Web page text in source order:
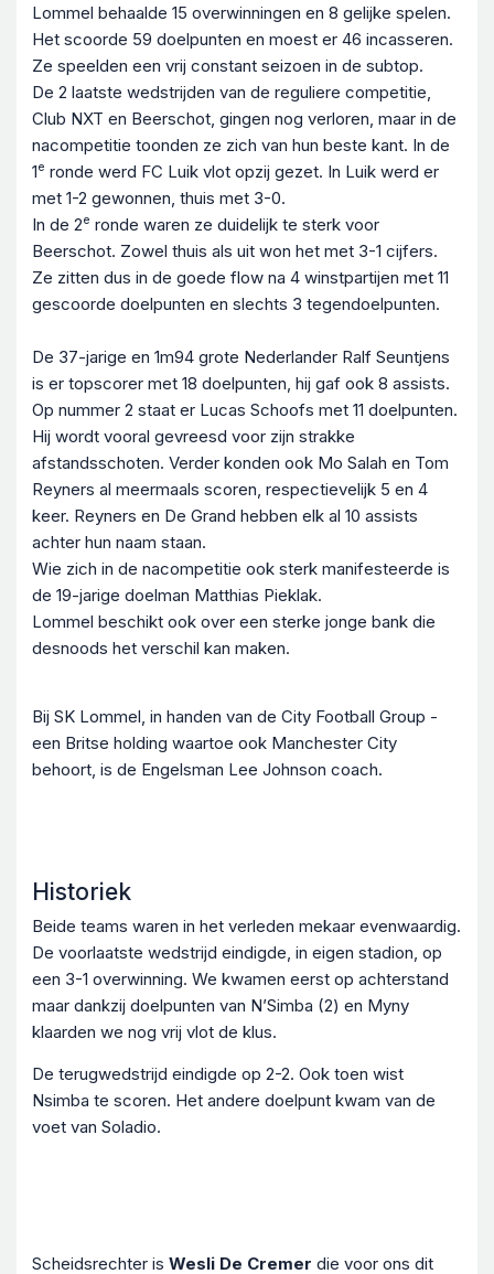
Lommel behaalde 15 overwinningen en 8 gelijke spelen.
Het scoorde 59 doelpunten en moest er 46 incasseren.
Ze speelden een vrij constant seizoen in de subtop.
De 2 laatste wedstrijden van de reguliere competitie,
Club NXT en Beerschot, gingen nog verloren, maar in de
nacompetitie toonden ze zich van hun beste kant. In de
1e ronde werd FC Luik vlot opzij gezet. In Luik werd er
met 1-2 gewonnen, thuis met 3-0.
In de 2e ronde waren ze duidelijk te sterk voor
Beerschot. Zowel thuis als uit won het met 3-1 cijfers.
Ze zitten dus in de goede flow na 4 winstpartijen met 11
gescoorde doelpunten en slechts 3 tegendoelpunten.
De 37-jarige en 1m94 grote Nederlander Ralf Seuntjens
is er topscorer met 18 doelpunten, hij gaf ook 8 assists.
Op nummer 2 staat er Lucas Schoofs met 11 doelpunten.
Hij wordt vooral gevreesd voor zijn strakke
afstandsschoten. Verder konden ook Mo Salah en Tom
Reyners al meermaals scoren, respectievelijk 5 en 4
keer. Reyners en De Grand hebben elk al 10 assists
achter hun naam staan.
Wie zich in de nacompetitie ook sterk manifesteerde is
de 19-jarige doelman Matthias Pieklak.
Lommel beschikt ook over een sterke jonge bank die
desnoods het verschil kan maken.
Bij SK Lommel, in handen van de City Football Group -
een Britse holding waartoe ook Manchester City
behoort, is de Engelsman Lee Johnson coach.
Historiek
Beide teams waren in het verleden mekaar evenwaardig.
De voorlaatste wedstrijd eindigde, in eigen stadion, op
een 3-1 overwinning. We kwamen eerst op achterstand
maar dankzij doelpunten van N’Simba (2) en Myny
klaarden we nog vrij vlot de klus.
De terugwedstrijd eindigde op 2-2. Ook toen wist
Nsimba te scoren. Het andere doelpunt kwam van de
voet van Soladio.
Scheidsrechter is Wesli De Cremer die voor ons dit